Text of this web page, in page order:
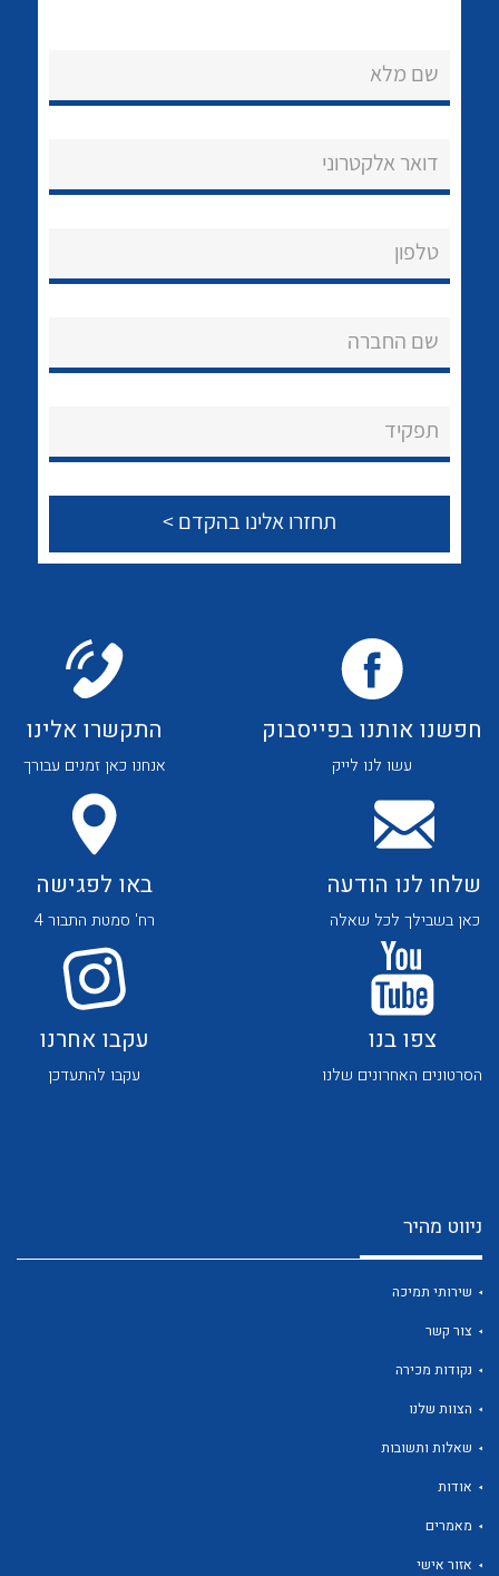
הצוות שלנו
לכל מוצרי היצרן
לכל מוצרי היצרן לכל מוצרי היצרן
לכל מוצרי היצרן לכל מוצרי היצרן
לכל מוצרי היצרן לכל מוצרי היצרן
לכל מוצרי היצרן לכל מוצרי היצרן
שם מלא
דואר אלקטרוני
טלפון
שם החברה
תפקיד
חפשנו אותנו בפייסבוק
עשו לנו לייק
התקשרו אלינו
אנחנו כאן זמנים עבורך
שלחו לנו הודעה
כאן בשבילך לכל שאלה
באו לפגישה
רח' סמטת התבור 4
צפו בנו
הסרטונים האחרונים שלנו
עקבו אחרנו
עקבו להתעדכן
ניווט מהיר
שירותי תמיכה
צור קשר
נקודות מכירה
הצוות שלנו
שאלות ותשובות
אודות
מאמרים
אזור אישי